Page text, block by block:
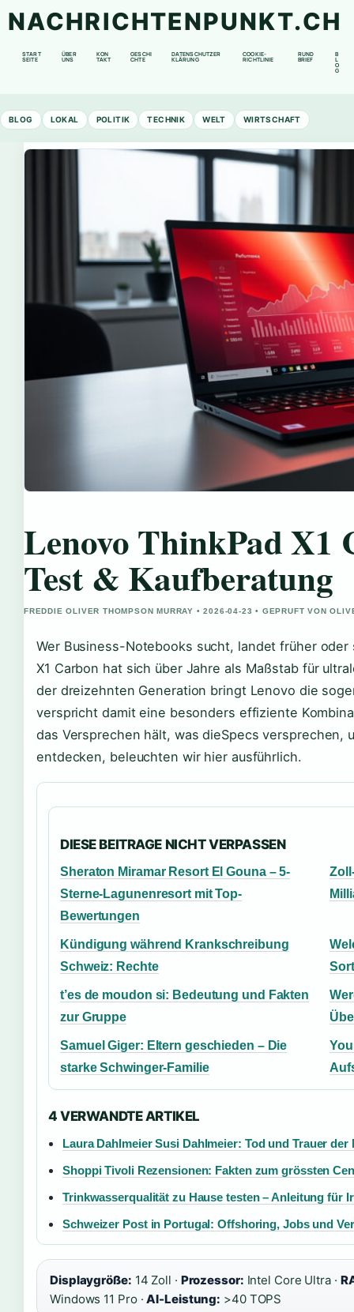
NACHRICHTENPUNKT.CH
START
SEITE
ÜBER
UNS
KON
TAKT
GESCHI
CHTE
DATENSCHUTZER
KLÄRUNG
COOKIE-
RICHTLINIE
RUND
BRIEF
B
L
O
G
BLOG LOKAL POLITIK TECHNIK WELT WIRTSCHAFT
Lenovo ThinkPad X1
Test & Kaufberatung
FREDDIE OLIVER THOMPSON MURRAY • 2026-04-23 • GEPRUFT VON
Wer Business-Notebooks sucht, landet früher
X1 Carbon hat sich über Jahre als Maßstab für
der dreizehnten Generation bringt Lenovo die
verspricht damit eine besonders effiziente
das Versprechen hält, was dieSpecs versprechen,
entdecken, beleuchten wir hier ausführlich.
DIESE BEITRAGE NICHT VERPASSEN
Sheraton Miramar Resort El Gouna – 5-
Sterne-Lagunenresort mit Top-
Bewertungen
Kündigung während Krankschreibung
Schweiz: Rechte
t’es de moudon si: Bedeutung und Fakten
zur Gruppe
Samuel Giger: Eltern geschieden – Die
starke Schwinger-Familie
4 VERWANDTE ARTIKEL
Laura Dahlmeier Susi Dahlmeier: Tod und Trauer der
Shoppi Tivoli Rezensionen: Fakten zum grössten
Trinkwasserqualität zu Hause testen – Anleitung für
Schweizer Post in Portugal: Offshoring, Jobs und
Displaygröße: 14 Zoll · Prozessor: Intel Core Ultra ·
Windows 11 Pro ·AI-Leistung: >40 TOPS